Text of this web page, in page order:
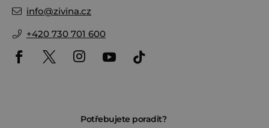
info@zivina.cz
+420 730 701 600
Potřebujete poradit?